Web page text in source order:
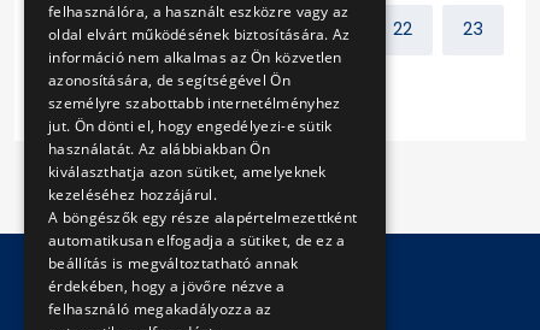
17 18 19 20 21 22 23
Következő
© Copyright 2026 BKV Zrt.
felhasználóra, a használt eszközre vagy az
oldal elvárt működésének biztosítására. Az
információ nem alkalmas az Ön közvetlen
azonosítására, de segítségével Ön
személyre szabottabb internetélményhez
jut. Ön dönti el, hogy engedélyezi-e sütik
használatát. Az alábbiakban Ön
kiválaszthatja azon sütiket, amelyeknek
kezeléséhez hozzájárul.
A böngészők egy része alapértelmezettként
automatikusan elfogadja a sütiket, de ez a
beállítás is megváltoztatható annak
érdekében, hogy a jövőre nézve a
felhasználó megakadályozza az